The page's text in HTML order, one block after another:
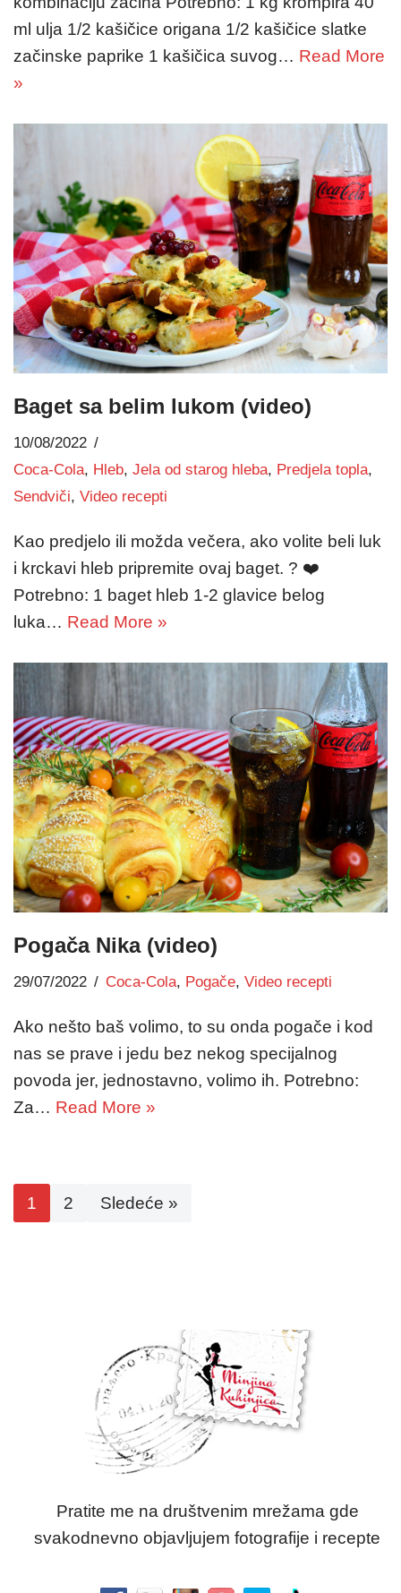
ml ulja 1/2 kašičice origana 1/2 kašičice slatke
začinske paprike 1 kašičica suvog… Read More
»
Baget sa belim lukom (video)
10/08/2022
Coca-Cola, Hleb, Jela od starog hleba, Predjela topla,
Sendviči, Video recepti
Kao predjelo ili možda večera, ako volite beli luk
i krckavi hleb pripremite ovaj baget. ? ❤️
Potrebno: 1 baget hleb 1-2 glavice belog
luka… Read More »
Pogača Nika (video)
29/07/2022 Coca-Cola, Pogače, Video recepti
Ako nešto baš volimo, to su onda pogače i kod
nas se prave i jedu bez nekog specijalnog
povoda jer, jednostavno, volimo ih. Potrebno:
Za… Read More »
1 2 Sledeće »
Pratite me na društvenim mrežama gde
svakodnevno objavljujem fotografije i recepte